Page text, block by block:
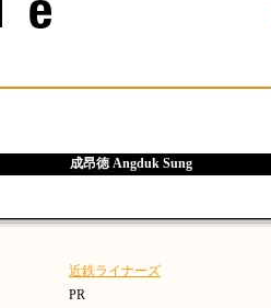
成昂徳 Angduk Sung
近鉄ライナーズ
PR